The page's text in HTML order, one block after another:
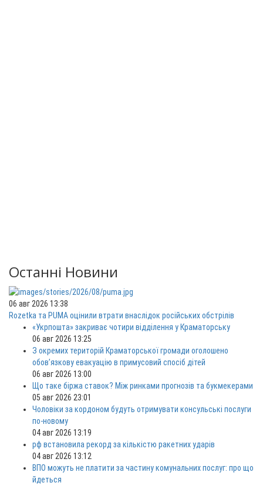
Останні Новини
06 авг 2026 13:38
Rozetka та PUMA оцінили втрати внаслідок російських обстрілів
«Укрпошта» закриває чотири відділення у Краматорську
06 авг 2026 13:25
З окремих територій Краматорської громади оголошено
обов’язкову евакуацію в примусовий спосіб дітей
06 авг 2026 13:00
Що таке біржа ставок? Між ринками прогнозів та букмекерами
05 авг 2026 23:01
Чоловіки за кордоном будуть отримувати консульські послуги
по-новому
04 авг 2026 13:19
рф встановила рекорд за кількістю ракетних ударів
04 авг 2026 13:12
ВПО можуть не платити за частину комунальних послуг: про що
йдеться